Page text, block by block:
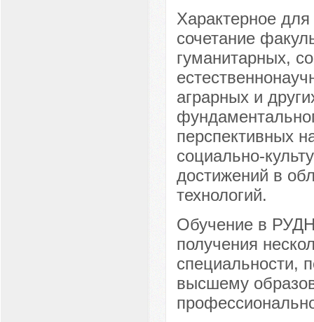
Характерное
сочетание
гуманитарных,
аграрных и
перспективных
социально-
достижений в
технологий.
Обучение в
получения
специальности,
высшему